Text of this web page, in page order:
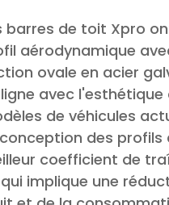
barres de toit Xpro
aérodynamique
ovale en acier
avec l'esthétique
de véhicules
des profils
coefficient de
implique une